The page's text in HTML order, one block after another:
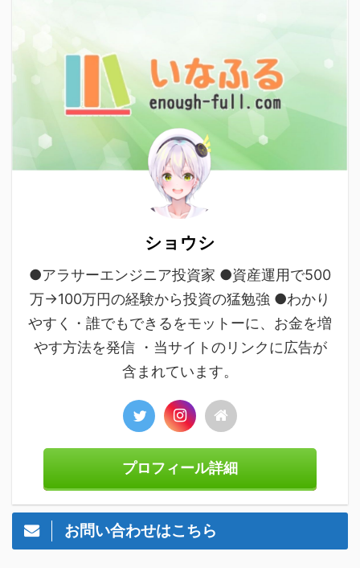
ショウシ
●アラサーエンジニア投資家 ●資産運用で500
万→100万円の経験から投資の猛勉強 ●わかり
やすく・誰でもできるをモットーに、お金を増
やす方法を発信 ・当サイトのリンクに広告が
含まれています。
プロフィール詳細
お問い合わせはこちら